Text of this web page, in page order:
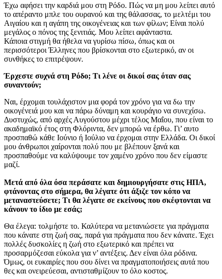
Έχω αφήσει την καρδιά μου στη Ρόδο. Πώς να μη μου λείπει αυτό
το απέραντο μπλε του ουρανού και της θάλασσας, το μελτέμι του
Αιγαίου και η αγάπη της οικογένειας και των φίλων; Είναι πολύ
μεγάλος ο πόνος της ξενιτιάς. Μου λείπει αφάνταστα.
Κάποια στιγμή θα ήθελα να γυρίσω πίσω, όπως και οι
περισσότεροι Έλληνες που βρίσκονται στο εξωτερικό, αν οι
συνθήκες το επιτρέψουν.
Έρχεστε συχνά στη Ρόδο; Τι λένε οι δικοί σας όταν σας
συναντούν;
Ναι, έρχομαι τουλάχιστον μια φορά τον χρόνο για να δω την
οικογένειά μου και να πάρω δύναμη και κουράγιο να συνεχίσω.
Δυστυχώς, από αρχές Αυγούστου μέχρι τέλος Μαΐου, που είναι το
ακαδημαϊκό έτος στη Φλόριντα, δεν μπορώ να έρθω. Γι’ αυτο
προσπαθώ κάθε Ιούνιο ή Ιούλιο να έρχομαι στην Ελλάδα. Οι δικοί
μου άνθρωποι χαίρονται πολύ που με βλέπουν ξανά και
προσπαθούμε να καλύψουμε τον χαμένο χρόνο που δεν είμαστε
μαζί.
Μετά από όλα όσα περάσατε και δημιουργήσατε στις ΗΠΑ,
φτάνοντας στο σήμερα, θα λέγατε ότι άξιζε τον κόπο να
μεταναστεύσετε; Τι θα λέγατε σε εκείνους που σκέφτονται να
κάνουν το ίδιο με εσάς;
Θα έλεγα: τολμήστε το. Καλύτερα να μετανιώσετε για πράγματα
που κάνατε στη ζωή σας, παρά για πράγματα που δεν κάνατε. Έχει
πολλές δυσκολίες η ζωή στο εξωτερικό και πρέπει να
προσαρμόζεσαι εύκολα για ν’ αντέξεις. Δεν είναι όλα ρόδινα.
Όμως, οι ευκαιρίες που σου δίνει να πραγματοποιήσεις αυτά που
θες και ονειρεύεσαι, αντισταθμίζουν το όλο κοστος.